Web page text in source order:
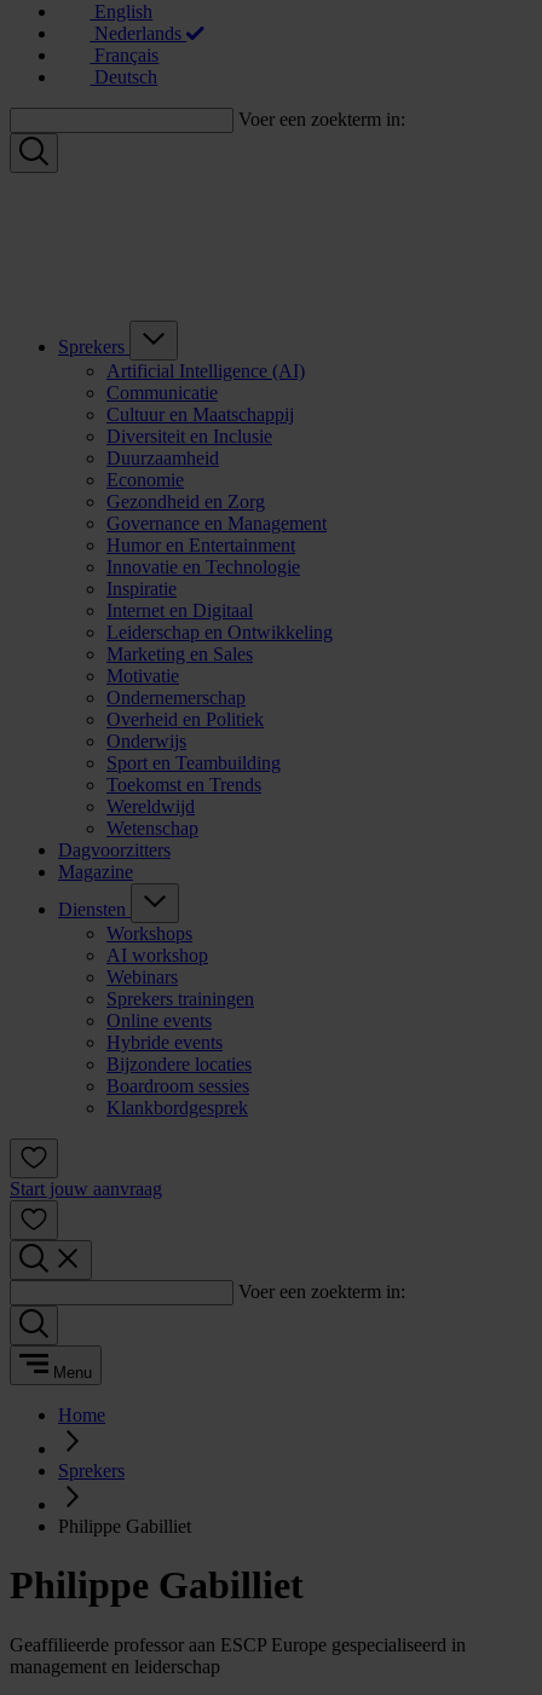
English
Nederlands
Français
Deutsch
Voer een zoekterm in:
Sprekers
Artificial Intelligence (AI)
Communicatie
Cultuur en Maatschappij
Diversiteit en Inclusie
Duurzaamheid
Economie
Gezondheid en Zorg
Governance en Management
Humor en Entertainment
Innovatie en Technologie
Inspiratie
Internet en Digitaal
Leiderschap en Ontwikkeling
Marketing en Sales
Motivatie
Ondernemerschap
Overheid en Politiek
Onderwijs
Sport en Teambuilding
Toekomst en Trends
Wereldwijd
Wetenschap
Dagvoorzitters
Magazine
Diensten
Workshops
AI workshop
Webinars
Sprekers trainingen
Online events
Hybride events
Bijzondere locaties
Boardroom sessies
Klankbordgesprek
Start jouw aanvraag
Voer een zoekterm in:
Menu
Home
Sprekers
Philippe Gabilliet
Philippe Gabilliet
Geaffilieerde professor aan ESCP Europe gespecialiseerd in
management en leiderschap